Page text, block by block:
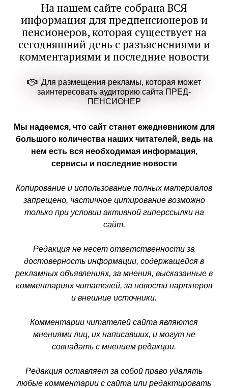
На нашем сайте собрана ВСЯ
информация для предпенсионеров и
пенсионеров, которая существует на
сегодняшний день с разъяснениями и
комментариями и последние новости
Для размещения рекламы, которая может
заинтересовать аудиторию сайта ПРЕД-
ПЕНСИОНЕР
Мы надеемся, что сайт станет ежедневником для
большого количества наших читателей, ведь на
нем есть вся необходимая информация,
сервисы и последние новости
Копирование и использование полных материалов
запрещено, частичное цитирование возможно
только при условии активной гиперссылки на
сайт.
Редакция не несет ответственности за
достоверность информации, содержащейся в
рекламных объявлениях, за мнения, высказанные в
комментариях читателей, за новости партнеров
и внешние источники.
Комментарии читателей сайта являются
мнениями лиц, их написавших, и могут не
совпадать с мнением редакции.
Редакция оставляет за собой право удалять
любые комментарии с сайта или редактировать